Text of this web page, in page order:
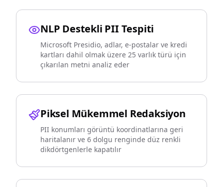
NLP Destekli PII Tespiti
Microsoft Presidio, adlar, e-postalar ve kredi
kartları dahil olmak üzere 25 varlık türü için
çıkarılan metni analiz eder
Piksel Mükemmel Redaksiyon
PII konumları görüntü koordinatlarına geri
haritalanır ve 6 dolgu renginde düz renkli
dikdörtgenlerle kapatılır